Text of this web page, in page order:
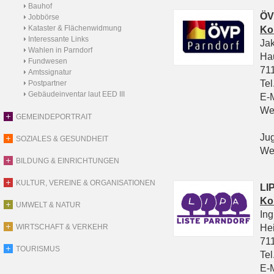
Bauhof
Jobbörse
Kataster & Flächenwidmung
Interessante Links
Wahlen in Parndorf
Fundwesen
Amtssignatur
Postpartner
Gebäudeinventar laut EED III
GEMEINDEPORTRAIT
SOZIALES & GESUNDHEIT
BILDUNG & EINRICHTUNGEN
KULTUR, VEREINE & ORGANISATIONEN
UMWELT & NATUR
WIRTSCHAFT & VERKEHR
TOURISMUS
E-
E-